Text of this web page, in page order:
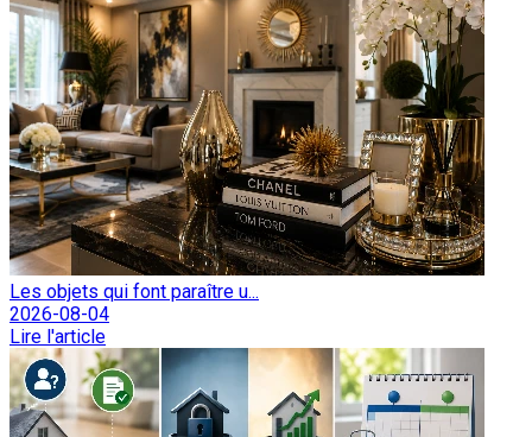
Les objets qui font paraître u...
2026-08-04
Lire l'article